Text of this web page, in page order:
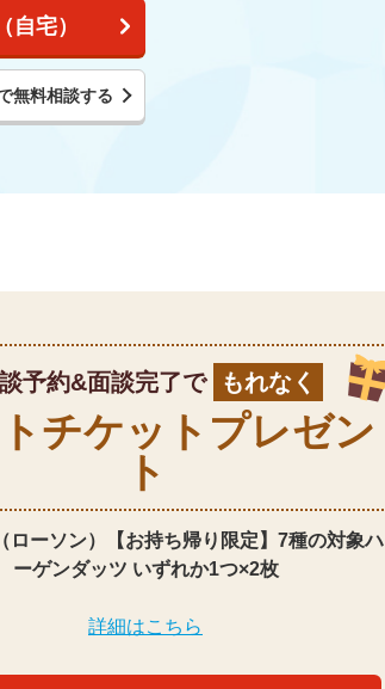
宅）
無料相談する
予約&面談完了で もれなく
チケット プレゼン
ト
ローソン）【お持ち帰り限定】 7種の対象ハ
ーゲンダッツ いずれか1つ×2枚
詳細はこちら